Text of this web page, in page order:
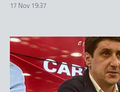
17 Nov 19:37